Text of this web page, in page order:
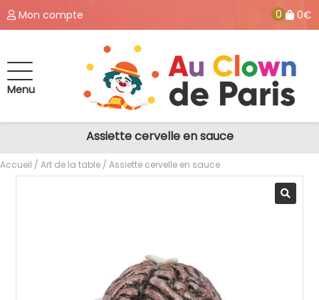
Mon compte 0 0€
Menu
Assiette cervelle en sauce
Accueil / Art de la table / Assiette cervelle en sauce